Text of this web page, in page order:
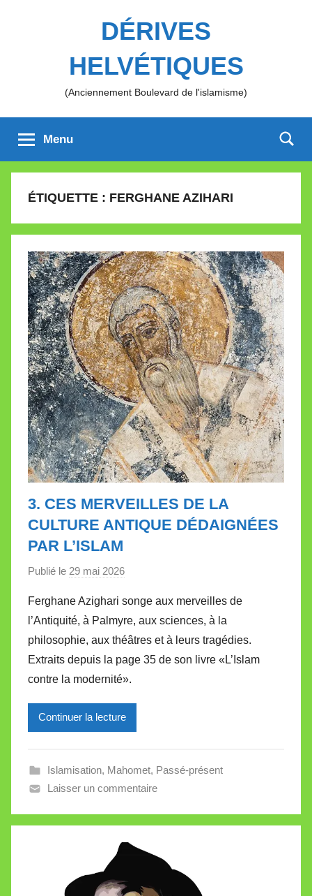
DÉRIVES
HELVÉTIQUES
(Anciennement Boulevard de l'islamisme)
Menu
ÉTIQUETTE : FERGHANE AZIHARI
3. CES MERVEILLES DE LA
CULTURE ANTIQUE DÉDAIGNÉES
PAR L’ISLAM
Publié le 29 mai 2026
r
M
i
r
e
l
l
V
a
l
e
t
Ferghane Azighari songe aux merveilles de
l’Antiquité, à Palmyre, aux sciences, à la
philosophie, aux théâtres et à leurs tragédies.
Extraits depuis la page 35 de son livre «L’Islam
contre la modernité».
Continuer la lecture
Islamisation, Mahomet, Passé-présent
Laisser un commentaire